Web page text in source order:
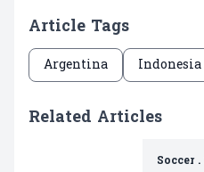
Article Tags
Argentina Indonesia
Related Articles
Soccer.